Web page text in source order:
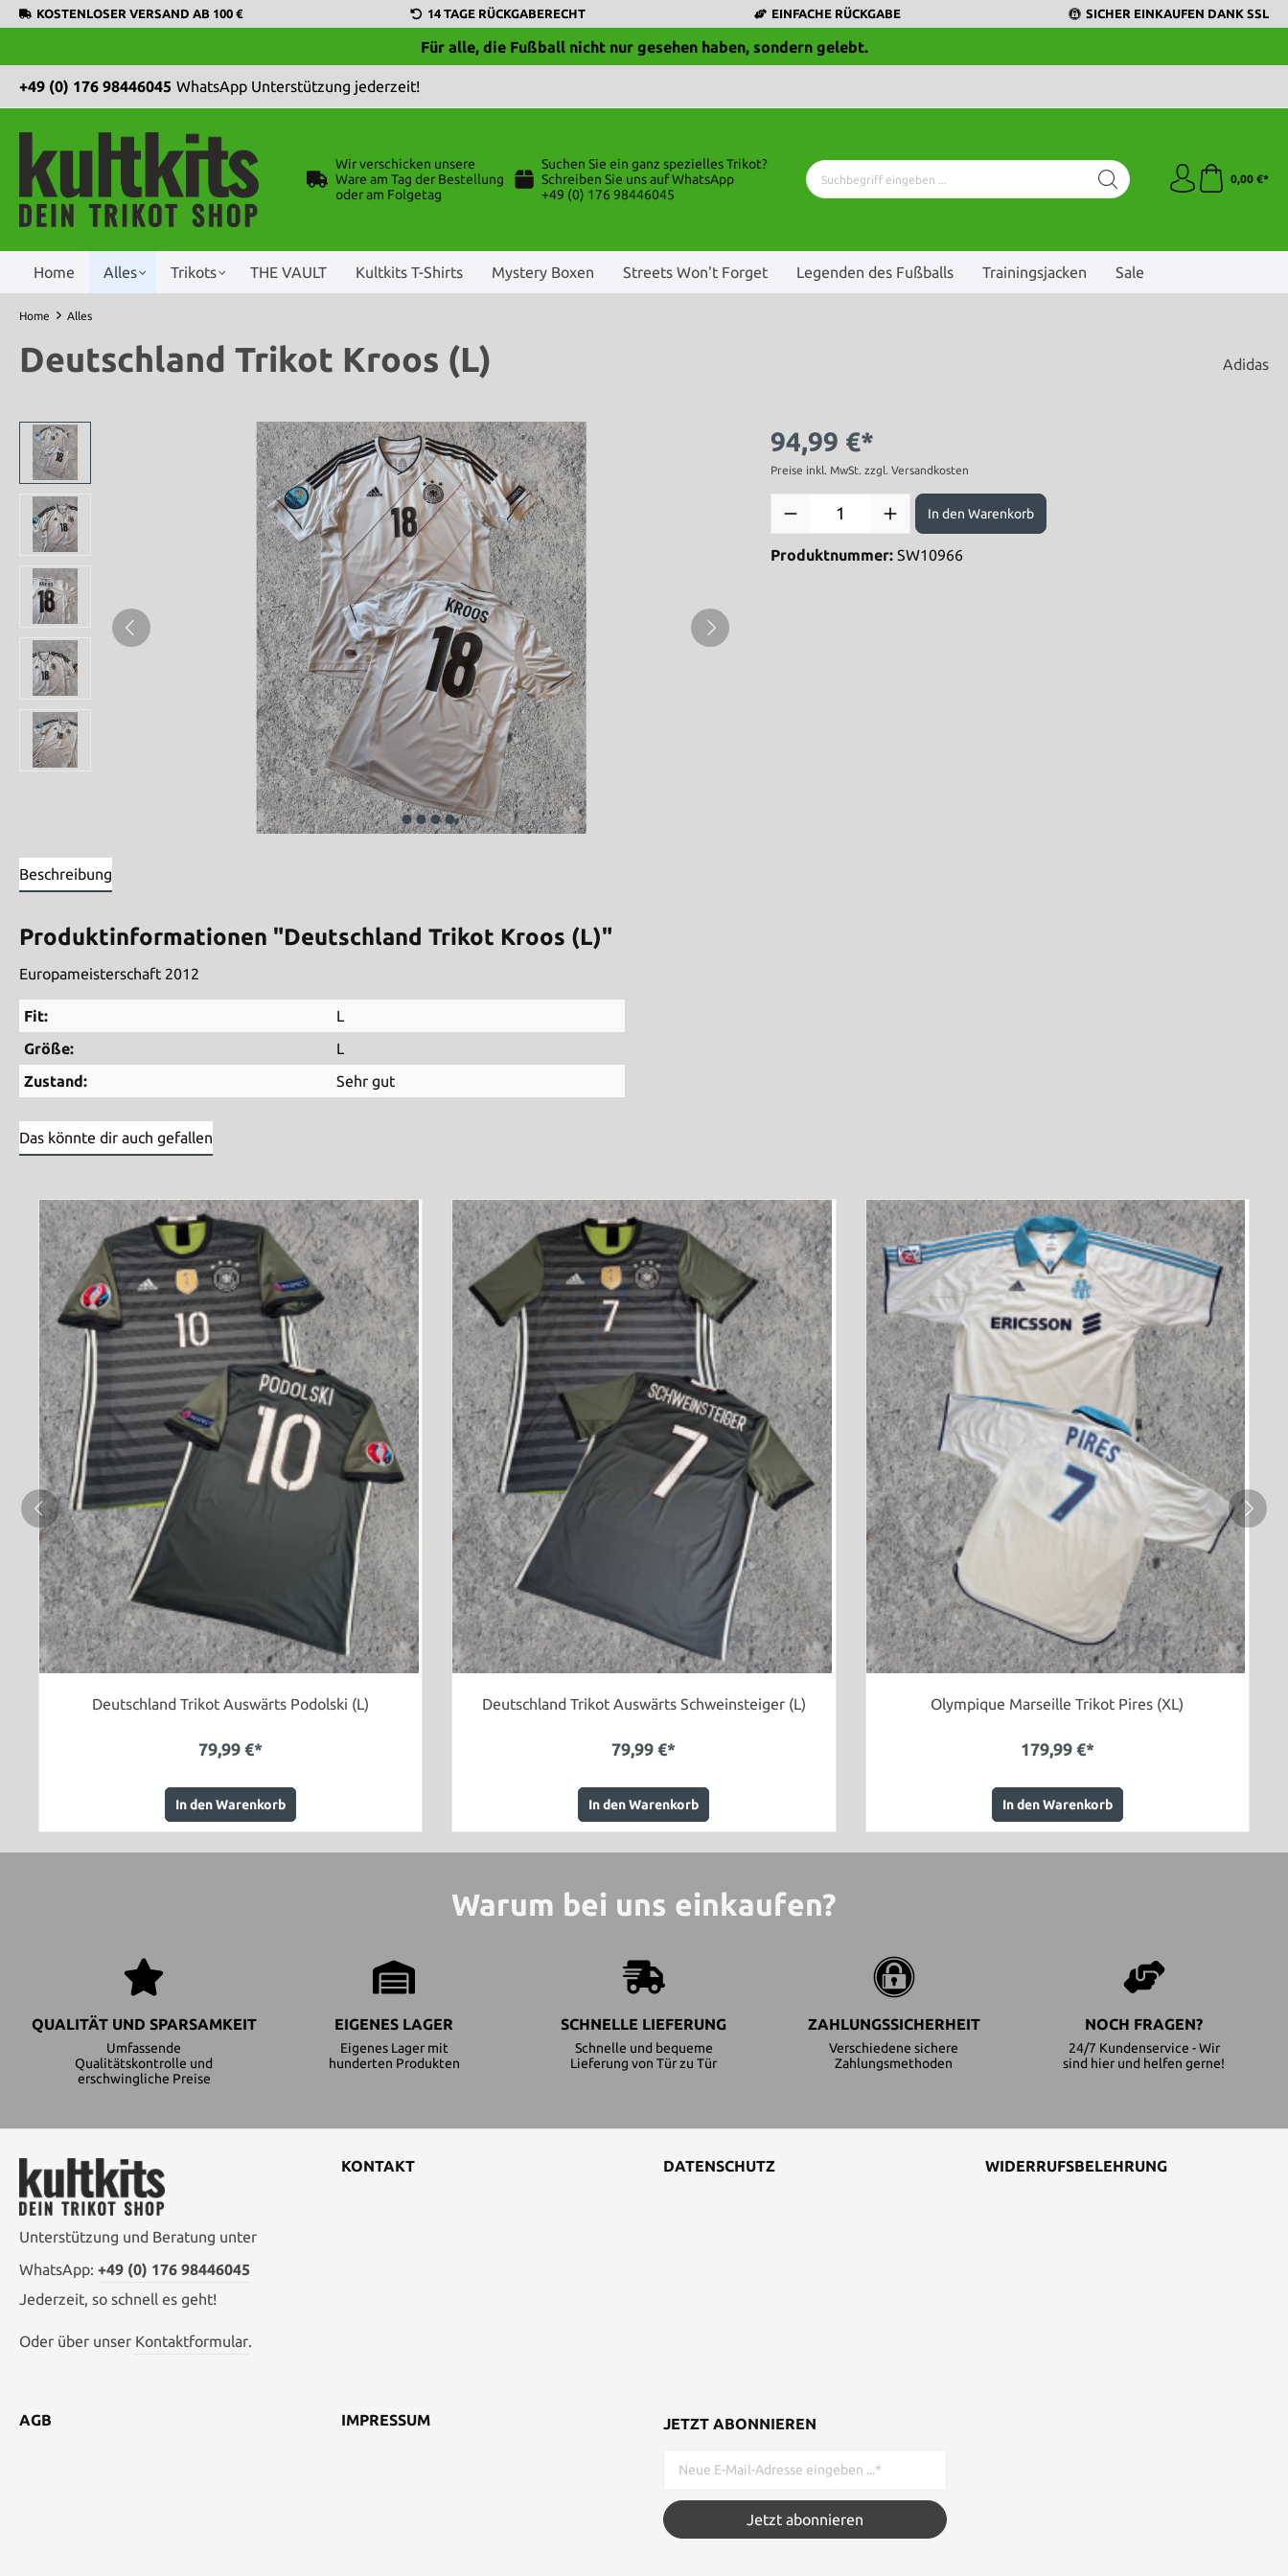
KOSTENLOSER VERSAND AB 100 € 14 TAGE RÜCKGABERECHT EINFACHE RÜCKGABE SICHER EINKAUFEN DANK SSL
Für alle, die Fußball nicht nur gesehen haben, sondern gelebt.
+49 (0) 176 98446045 WhatsApp Unterstützung jederzeit!
Wir verschicken unsere
Ware am Tag der Bestellung
oder am Folgetag
Suchen Sie ein ganz spezielles Trikot?
Schreiben Sie uns auf WhatsApp
+49 (0) 176 98446045
0,00 €*
Home Alles Trikots THE VAULT Kultkits T-Shirts Mystery Boxen Streets Won't Forget Legenden des Fußballs Trainingsjacken Sale
Home Alles
Deutschland Trikot Kroos (L) Adidas
94,99 €*
Preise inkl. MwSt. zzgl. Versandkosten
In den Warenkorb
Produktnummer: SW10966
Beschreibung
Produktinformationen "Deutschland Trikot Kroos (L)"
Europameisterschaft 2012
Fit:
L
Größe:
L
Zustand:
Sehr gut
Das könnte dir auch gefallen
Deutschland Trikot Auswärts Podolski (L)
79,99 €*
In den Warenkorb
Deutschland Trikot Auswärts Schweinsteiger (L)
79,99 €*
In den Warenkorb
Olympique Marseille Trikot Pires (XL)
179,99 €*
In den Warenkorb
Warum bei uns einkaufen?
QUALITÄT UND SPARSAMKEIT
Umfassende
Qualitätskontrolle und
erschwingliche Preise
EIGENES LAGER
Eigenes Lager mit
hunderten Produkten
SCHNELLE LIEFERUNG
Schnelle und bequeme
Lieferung von Tür zu Tür
ZAHLUNGSSICHERHEIT
Verschiedene sichere
Zahlungsmethoden
NOCH FRAGEN?
24/7 Kundenservice - Wir
sind hier und helfen gerne!
Unterstützung und Beratung unter
WhatsApp: +49 (0) 176 98446045
Jederzeit, so schnell es geht!
Oder über unser Kontaktformular.
KONTAKT DATENSCHUTZ WIDERRUFSBELEHRUNG
AGB IMPRESSUM JETZT ABONNIEREN
Jetzt abonnieren